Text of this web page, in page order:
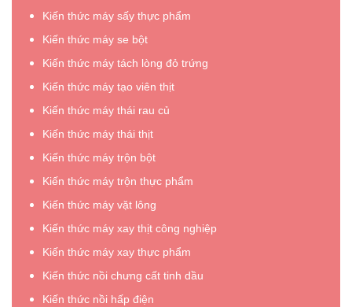
Kiến thức máy sấy thực phẩm
Kiến thức máy se bột
Kiến thức máy tách lòng đỏ trứng
Kiến thức máy tạo viên thịt
Kiến thức máy thái rau củ
Kiến thức máy thái thịt
Kiến thức máy trộn bột
Kiến thức máy trộn thực phẩm
Kiến thức máy vặt lông
Kiến thức máy xay thịt công nghiệp
Kiến thức máy xay thực phẩm
Kiến thức nồi chưng cất tinh dầu
Kiến thức nồi hấp điện